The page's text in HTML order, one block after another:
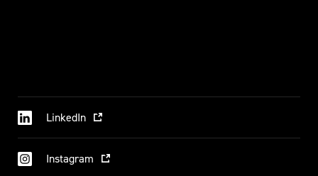
LinkedIn
Instagram